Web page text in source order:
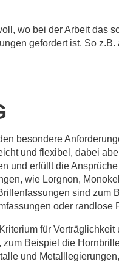
wo bei der Arbeit das
gefordert ist. So z.B.
besondere
und flexibel, dabei
und erfüllt die
wie Lorgnon,
sind zum
oder randlose
für Verträglichkeit
Beispiel die
und